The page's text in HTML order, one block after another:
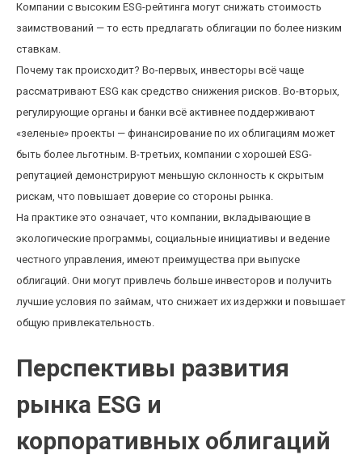
Компании с высоким ESG-рейтинга могут снижать стоимость
заимствований — то есть предлагать облигации по более низким
ставкам.
Почему так происходит? Во-первых, инвесторы всё чаще
рассматривают ESG как средство снижения рисков. Во-вторых,
регулирующие органы и банки всё активнее поддерживают
«зеленые» проекты — финансирование по их облигациям может
быть более льготным. В-третьих, компании с хорошей ESG-
репутацией демонстрируют меньшую склонность к скрытым
рискам, что повышает доверие со стороны рынка.
На практике это означает, что компании, вкладывающие в
экологические программы, социальные инициативы и ведение
честного управления, имеют преимущества при выпуске
облигаций. Они могут привлечь больше инвесторов и получить
лучшие условия по займам, что снижает их издержки и повышает
общую привлекательность.
Перспективы развития
рынка ESG и
корпоративных облигаций